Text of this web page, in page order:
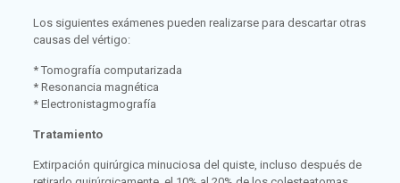
Los siguientes exámenes pueden realizarse para descartar otras
causas del vértigo:
* Tomografía computarizada
* Resonancia magnética
* Electronistagmografía
Tratamiento
Extirpación quirúrgica minuciosa del quiste, incluso después de